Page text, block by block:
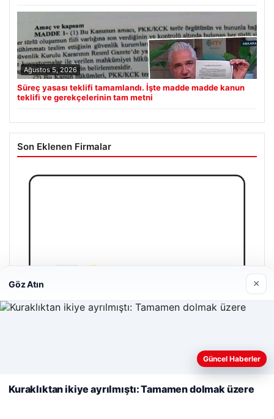
Ağustos 5, 2026
Süreç yasası teklifi tamamlandı. İşte madde madde kanun
teklifi ve gerekçelerinin tam metni
Son Eklenen Firmalar
deneyiminizi kişiselleştirmek ve geliştirmek amacıyla çerezler
Reddet Kabul Et
Göz Atın ×
Güncel Haberler
Kuraklıktan ikiye ayrılmıştı: Tamamen dolmak üzere